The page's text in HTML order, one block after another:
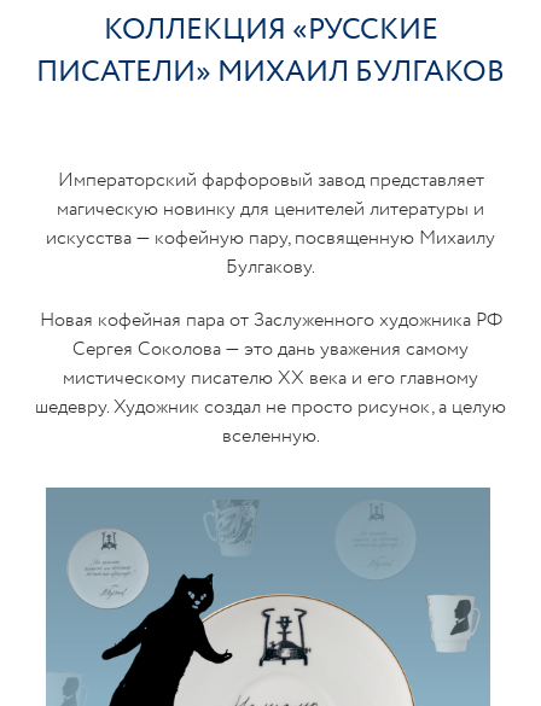
КОЛЛЕКЦИЯ «РУССКИЕ
ПИСАТЕЛИ» МИХАИЛ БУЛГАКОВ
Императорский фарфоровый завод представляет
магическую новинку для ценителей литературы и
искусства — кофейную пару, посвященную Михаилу
Булгакову.
Новая кофейная пара от Заслуженного художника РФ
Сергея Соколова — это дань уважения самому
мистическому писателю XX века и его главному
шедевру. Художник создал не просто рисунок, а целую
вселенную.